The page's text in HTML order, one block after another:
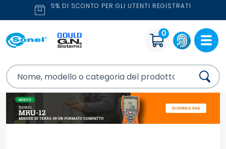
5% DI SCONTO PER GLI UTENTI REGISTRATI
0